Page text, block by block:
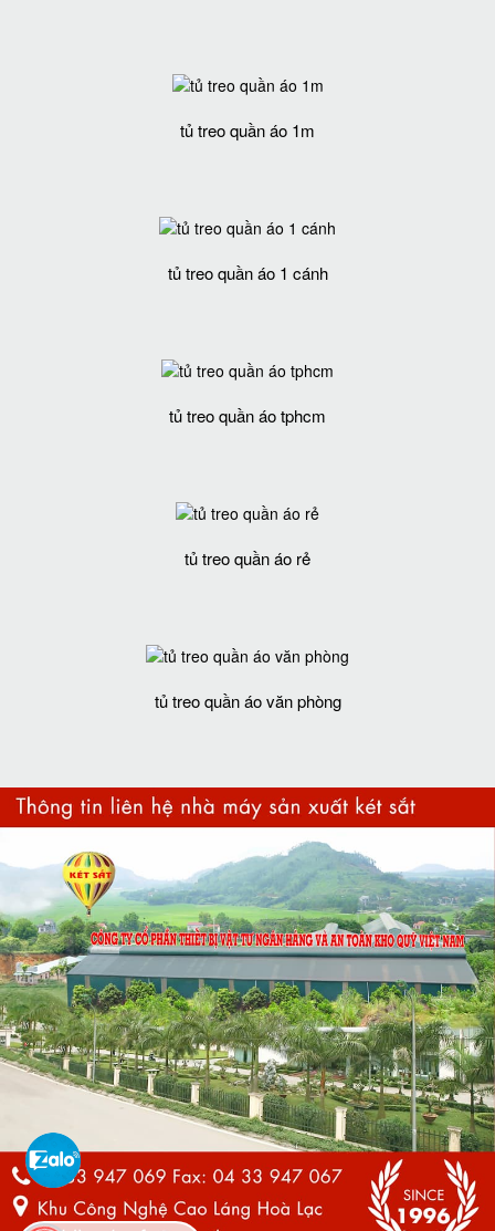
tủ treo quần áo 1m
tủ treo quần áo 1 cánh
tủ treo quần áo tphcm
tủ treo quần áo rẻ
tủ treo quần áo văn phòng